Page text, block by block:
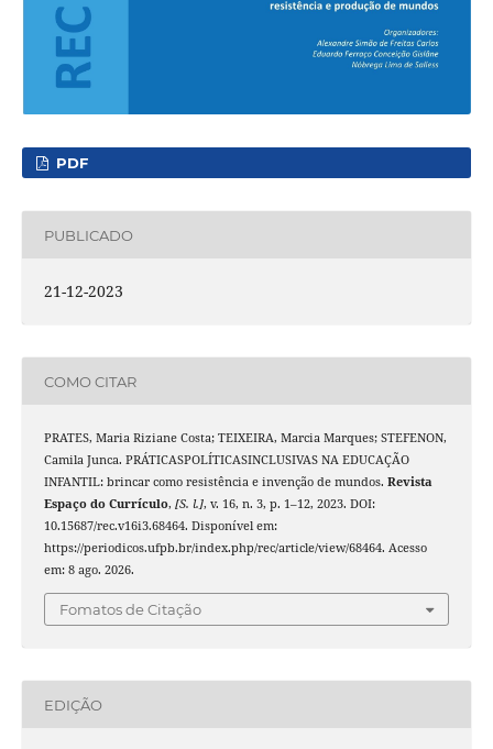
PDF
PUBLICADO
21-12-2023
COMO CITAR
PRATES, Maria Riziane Costa; TEIXEIRA, Marcia Marques; STEFENON,
Camila Junca. PRÁTICASPOLÍTICASINCLUSIVAS NA EDUCAÇÃO
INFANTIL: brincar como resistência e invenção de mundos. Revista
Espaço do Currículo, [S. l.], v. 16, n. 3, p. 1–12, 2023. DOI:
10.15687/rec.v16i3.68464. Disponível em:
https://periodicos.ufpb.br/index.php/rec/article/view/68464. Acesso
em: 8 ago. 2026.
Fomatos de Citação
EDIÇÃO